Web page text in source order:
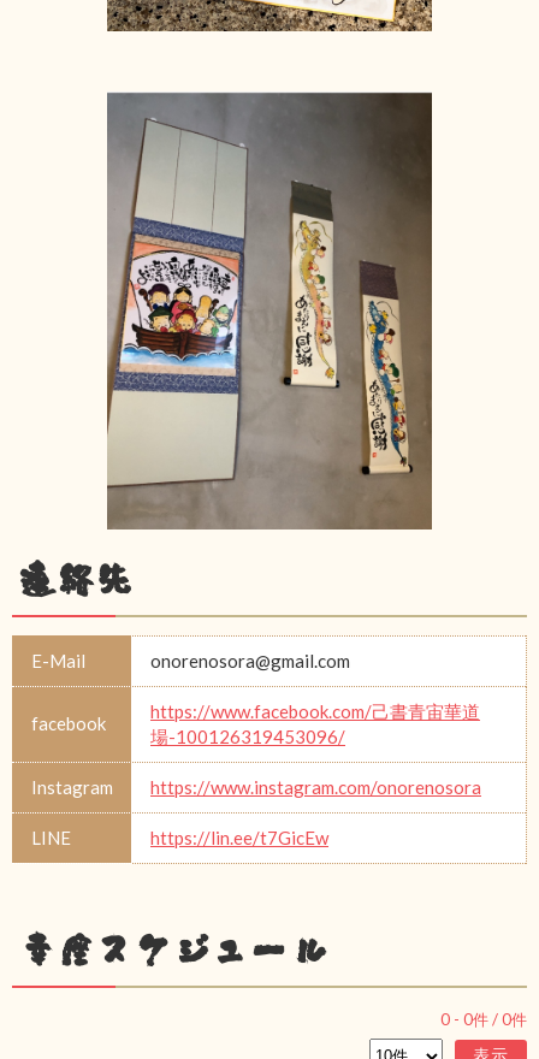
連絡先
E-Mail onorenosora@gmail.com
facebook
https://www.facebook.com/己書青宙華道
場-100126319453096/
Instagram https://www.instagram.com/onorenosora
LINE https://lin.ee/t7GicEw
幸座スケジュール
0 - 0件 /0件